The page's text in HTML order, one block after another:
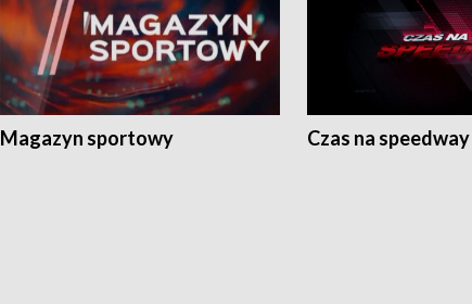
Magazyn sportowy Czas na speedway